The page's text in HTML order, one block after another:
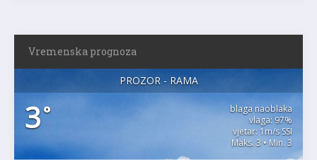
Vremenska prognoza
PROZOR - RAMA
3°
blaga naoblaka
vlaga: 97%
vjetar: 1m/s SSI
Maks. 3 • Min. 3